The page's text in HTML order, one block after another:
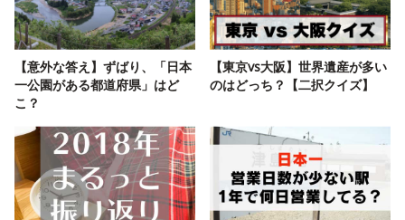
【意外な答え】ずばり、「日本
一公園がある都道府県」はど
こ？
【東京vs大阪】世界遺産が多い
のはどっち？【二択クイズ】